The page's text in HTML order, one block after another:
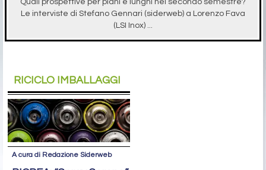
Quali prospettive per piani e lunghi nel secondo semestre?
Le interviste di Stefano Gennari (siderweb) a Lorenzo Fava
(LSI Inox) ...
RICICLO IMBALLAGGI
A cura di Redazione Siderweb